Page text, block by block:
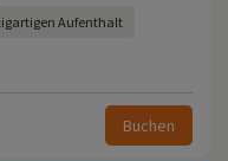
Aufenthalt
Buchen